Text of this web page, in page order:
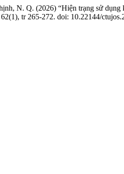
N. Q. (2026) “Hiện trạng sử
tr 265-272. doi: 10.22144/